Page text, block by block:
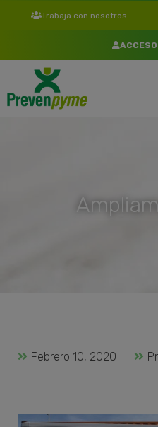
Trabaja con nosotros
Febrero 10, 2020